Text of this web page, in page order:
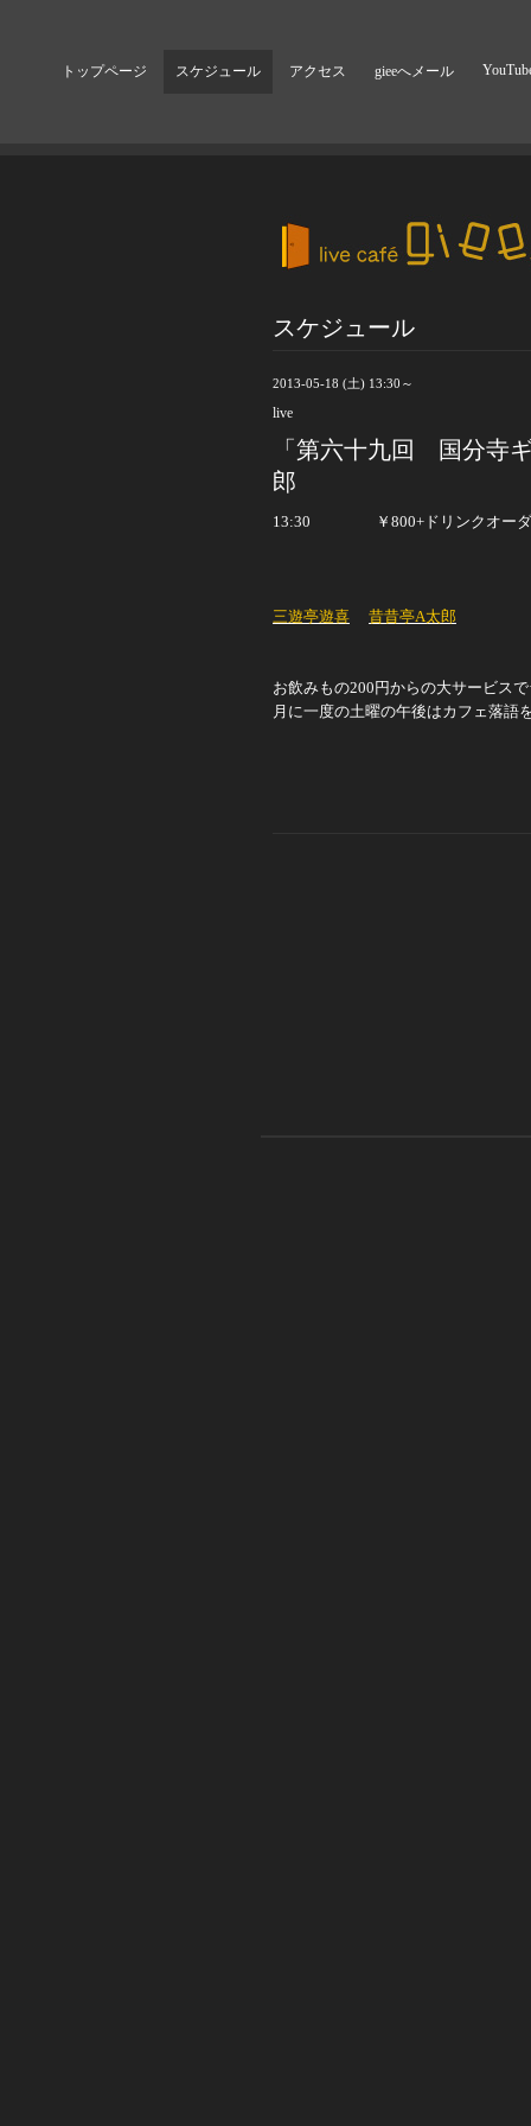
トップページ スケジュール アクセス gieeへメール
スケジュール
2013-05-18 (土) 13:30～
live
「第六十九回 国分寺
郎
13:30 ￥ 800+ドリンクオー
三遊亭遊喜 昔昔亭A太郎
お飲みもの200円からの大サービス
月に一度の土曜の午後はカフェ落語